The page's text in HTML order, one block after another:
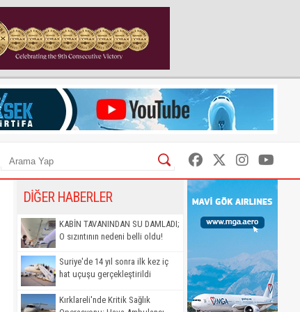
DİĞER HABERLER
KABİN TAVANINDAN SU DAMLADI;
O sızıntının nedeni belli oldu!
Suriye'de 14 yıl sonra ilk kez iç
hat uçuşu gerçekleştirildi
Kırklareli'nde Kritik Sağlık